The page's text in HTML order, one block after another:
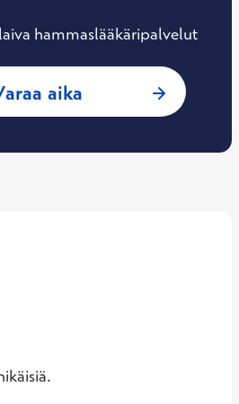
hammaslääkäripalvelut
aika : Lydmila